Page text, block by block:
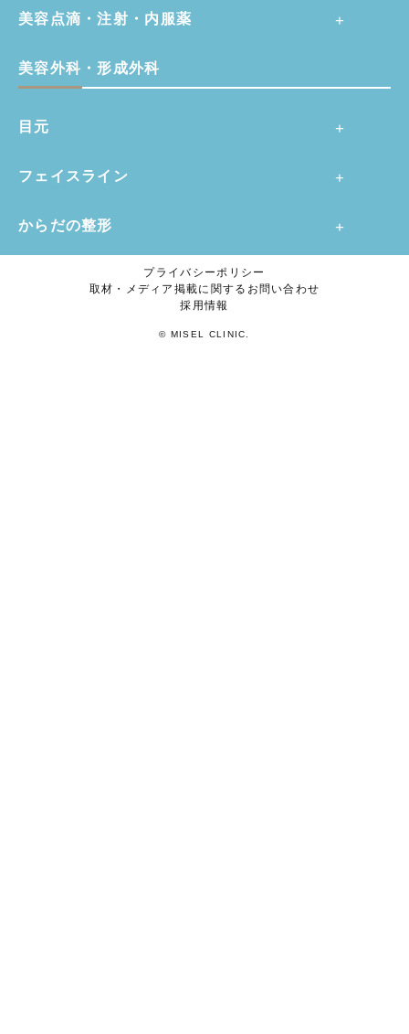
美容点滴・注射・内服薬
美容外科・形成外科
目元
フェイスライン
からだの整形
プライバシーポリシー
取材・メディア掲載に関するお問い合わせ
採用情報
© MISEL CLINIC.